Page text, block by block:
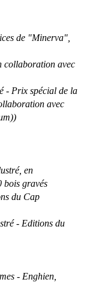
de "Minerva",
collaboration avec
- Prix spécial de la
avec
en
bois gravés
du Cap
- Editions du
- Enghien,